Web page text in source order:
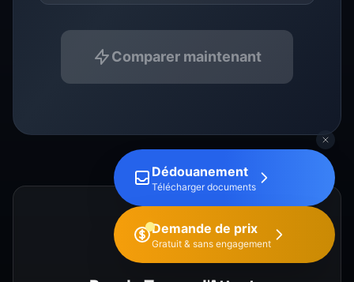
Comparer maintenant
Dédouanement
Télécharger documents
Demande de prix
Gratuit & sans engagement